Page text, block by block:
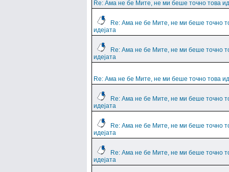
Re: Ама не бе Мите, не ми беше точно това
Re: Ама не бе Мите, не ми беше точно
идејата
Re: Ама не бе Мите, не ми беше точно
идејата
Re: Ама не бе Мите, не ми беше точно това
Re: Ама не бе Мите, не ми беше точно
идејата
Re: Ама не бе Мите, не ми беше точно
идејата
Re: Ама не бе Мите, не ми беше точно
идејата